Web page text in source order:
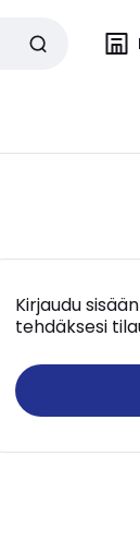
Kirjaudu
tehdäksesi